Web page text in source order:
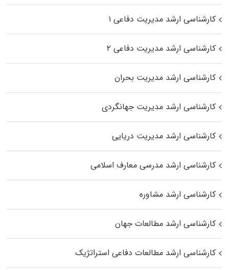
کارشناسی ارشد مدیریت دفاعی ۱
کارشناسی ارشد مدیریت دفاعی ۲
کارشناسی ارشد مدیریت بحران
کارشناسی ارشد مدیریت جهانگردی
کارشناسی ارشد مدیریت دریایی
کارشناسی ارشد مدرسی معارف اسلامی
کارشناسی ارشد مشاوره
کارشناسی ارشد مطالعات جهان
کارشناسی ارشد مطالعات دفاعی استراتژیک